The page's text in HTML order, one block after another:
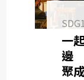
一
邊
聚